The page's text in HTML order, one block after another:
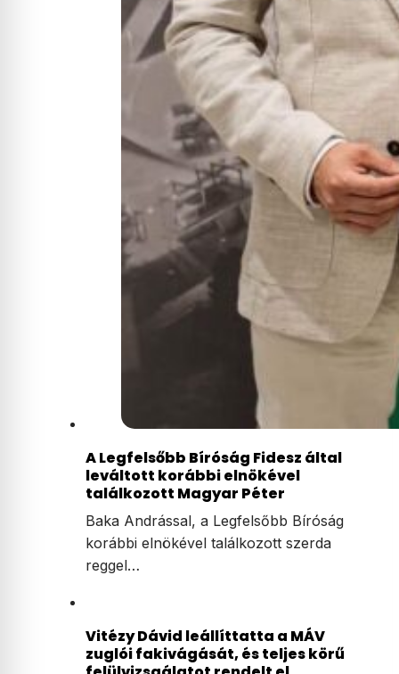
A Legfelsőbb Bíróság Fidesz által
leváltott korábbi elnökével
találkozott Magyar Péter
Baka Andrással, a Legfelsőbb Bíróság
korábbi elnökével találkozott szerda
reggel…
Vitézy Dávid leállíttatta a MÁV
zuglói fakivágását, és teljes körű